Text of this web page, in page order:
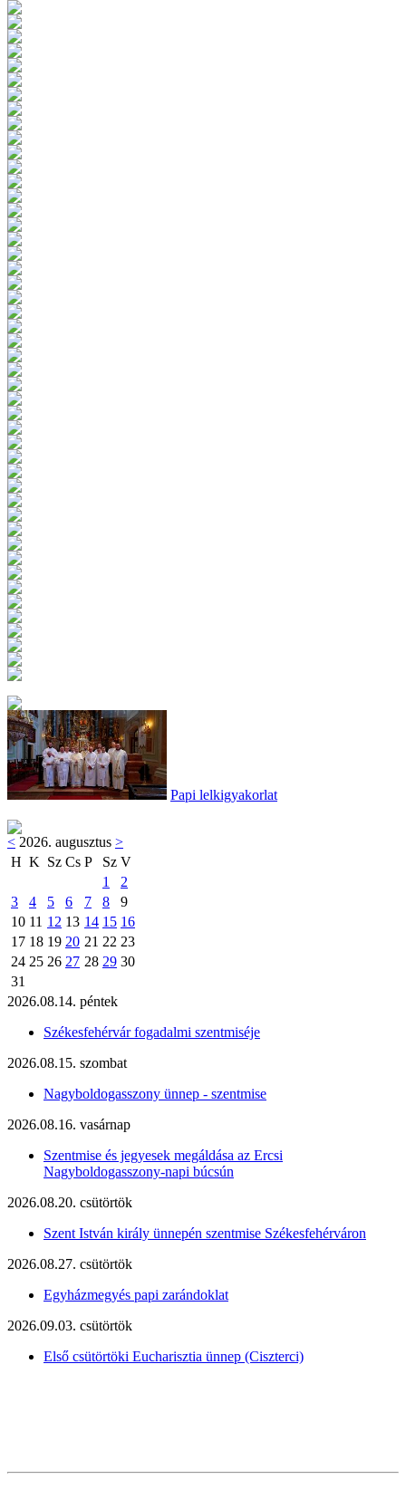
Papi lelkigyakorlat
< 2026. augusztus >
H K Sz Cs P Sz V
1
2
3
4 5 6 7 8
9
10 11 12 13 14 15 16
17 18 19 20 21 22 23
24 25 26 27 28 29 30
31
2026.08.14. péntek
Székesfehérvár fogadalmi szentmiséje
2026.08.15. szombat
Nagyboldogasszony ünnep - szentmise
2026.08.16. vasárnap
Szentmise és jegyesek megáldása az Ercsi
Nagyboldogasszony-napi búcsún
2026.08.20. csütörtök
Szent István király ünnepén szentmise Székesfehérváron
2026.08.27. csütörtök
Egyházmegyés papi zarándoklat
2026.09.03. csütörtök
Első csütörtöki Eucharisztia ünnep (Ciszterci)